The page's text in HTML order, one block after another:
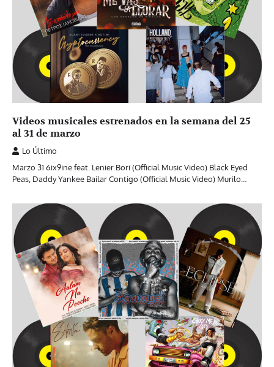
Videos musicales estrenados en la semana del 25
al 31 de marzo
Lo Último
Marzo 31 6ix9ine feat. Lenier Bori (Official Music Video) Black Eyed
Peas, Daddy Yankee Bailar Contigo (Official Music Video) Murilo…